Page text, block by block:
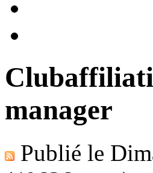
manager
Publié le